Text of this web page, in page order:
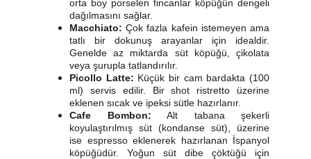
orta boy porselen fincanlar köpüğün dengeli
dağılmasını sağlar.
Macchiato: Çok fazla kafein istemeyen ama
tatlı bir dokunuş arayanlar için idealdir.
Genelde az miktarda süt köpüğü, çikolata
veya şurupla tatlandırılır.
Picollo Latte: Küçük bir cam bardakta (100
ml) servis edilir. Bir shot ristretto üzerine
eklenen sıcak ve ipeksi sütle hazırlanır.
Cafe Bombon: Alt tabana şekerli
koyulaştırılmış süt (kondanse süt), üzerine
ise espresso eklenerek hazırlanan İspanyol
köpüğüdür. Yoğun süt dibe çöktüğü için